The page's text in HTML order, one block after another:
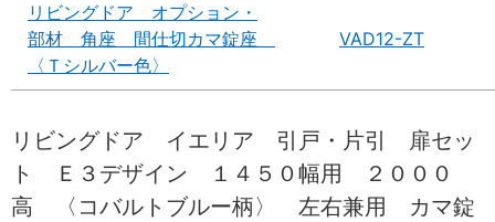
リビングドア オプション・
部材 角座 間仕切カマ錠座
〈Ｔシルバー色〉
VAD12-ZT
リビングドア イエリア 引戸・片引 扉セッ
ト Ｅ３デザイン １４５０幅用 ２０００
高 〈コバルトブルー柄〉 左右兼用 カマ錠